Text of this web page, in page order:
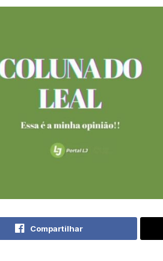
Compartilhar